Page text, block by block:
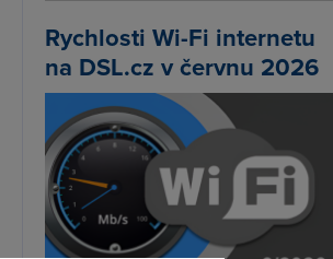
Rychlosti Wi-Fi internetu
na DSL.cz v červnu 2026